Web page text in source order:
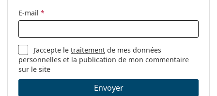
E-mail *
J’accepte letraitement de mes données
personnelles et la publication de mon commentaire
sur le site
Envoyer